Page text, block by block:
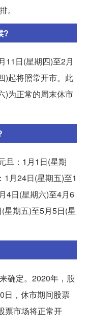
。
?
11日(星期四)至2月
)起将照常开市。此
)为正常的周末休市
旦：1月1日(星期
月24日(星期五)至1
4日(星期六)至4月6
星期五)至5月5日(星
确定。2020年，股
日，休市期间股票
票市场将正常开